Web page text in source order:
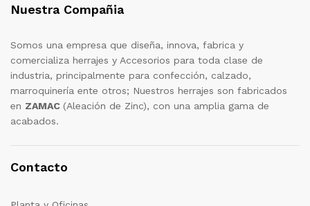
Nuestra Compañia
Somos una empresa que diseña, innova, fabrica y
comercializa herrajes y Accesorios para toda clase de
industria, principalmente para confección, calzado,
marroquinería ente otros; Nuestros herrajes son fabricados
en ZAMAC (Aleación de Zinc), con una amplia gama de
acabados.
Contacto